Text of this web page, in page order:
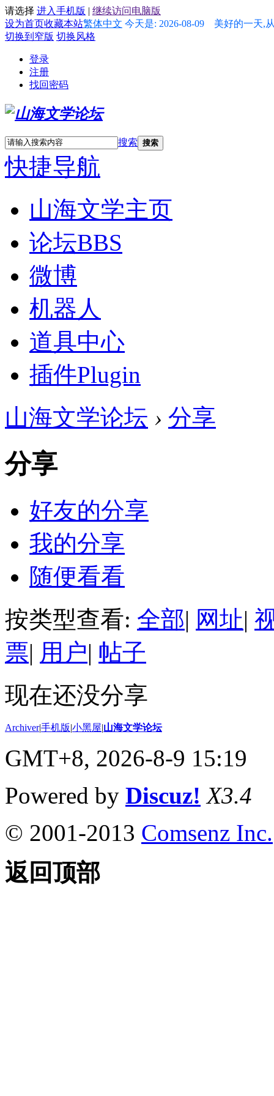
请选择 进入手机版 | 继续访问电脑版
设为首页收藏本站繁体中文 今天是: 2026-08-09 美好的一天,
切换到窄版 切换风格
登录
注册
找回密码
搜索 搜索
快捷导航
山海文学主页
论坛BBS
微博
机器人
道具中心
插件Plugin
山海文学论坛 › 分享
分享
好友的分享
我的分享
随便看看
按类型查看: 全部| 网址|
票| 用户| 帖子
现在还没分享
Archiver|手机版|小黑屋|山海文学论坛
GMT+8, 2026-8-9 15:19
Powered by Discuz! X3.4
© 2001-2013 Comsenz Inc.
返回顶部